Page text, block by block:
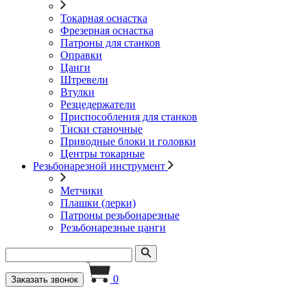
Токарная оснастка
Фрезерная оснастка
Патроны для станков
Оправки
Цанги
Штревели
Втулки
Резцедержатели
Приспособления для станков
Тиски станочные
Приводные блоки и головки
Центры токарные
Резьбонарезной инструмент
Метчики
Плашки (лерки)
Патроны резьбонарезные
Резьбонарезные цанги
Заказать звонок 0